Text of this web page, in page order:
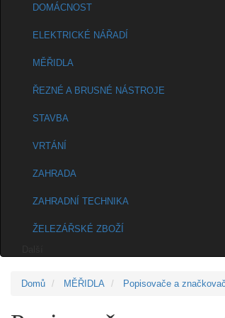
DOMÁCNOST
ELEKTRICKÉ NÁŘADÍ
MĚŘIDLA
ŘEZNÉ A BRUSNÉ NÁSTROJE
STAVBA
VRTÁNÍ
ZAHRADA
ZAHRADNÍ TECHNIKA
ŽELEZÁŘSKÉ ZBOŽÍ
Domů MĚŘIDLA Popisovače a